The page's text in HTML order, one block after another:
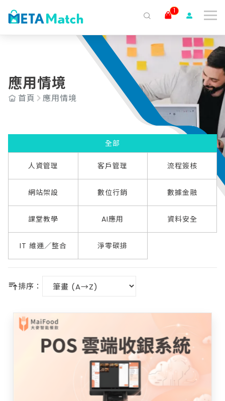
AI 客服 claude gemini SaaS
1
應用情境
首頁 應用情境
全部
人資管理 客戶管理 流程簽核
網站架設 數位行銷 數據金融
資料安全
IT 維運／整合 淨零碳排
全部
人資管理 客戶管理 流程簽核
網站架設 數位行銷 數據金融
課堂教學 AI應用 資料安全
IT 維運／整合 淨零碳排
排序：